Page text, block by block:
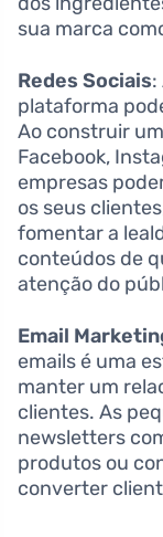
sua marca
Redes Sociais:
plataforma
Ao construir
Facebook,
empresas
os seus
fomentar a
conteúdos de
atenção do
Email
emails é uma
manter um
clientes. As
newsletters
produtos ou
converter